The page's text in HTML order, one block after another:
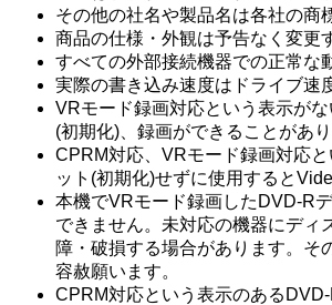
その他の社名や製品名は各社の商
商品の仕様・外観は予告なく変更
すべての外部接続機器での正常な
実際の書き込み速度はドライブ速
VRモード録画対応という表示が
(初期化)、録画ができることがあ
CPRM対応、VRモード録画対応
ット(初期化)せずに使用すると
本機でVRモード録画したDVD-R
できません。未対応の機器にディ
障・破損する場合があります。そ
容赦願います。
CPRM対応という表示のある